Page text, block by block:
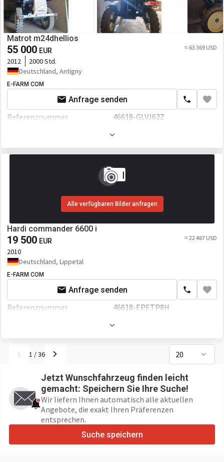
Matrot m24dhellios
55 000 EUR ≈ 63 369 USD
2012
2000 Std.
Deutschland, Antigny
E-FARM COM
Anfrage senden
Referenznummer
46618-GLVJ62Z
3000 L
Alle verfügbaren Bilder anfragen
Hardi commander 6600 i
19 500 EUR ≈ 22 467 USD
2010
Deutschland, Lippetal
E-FARM COM
Anfrage senden
Referenznummer
46618-EPETP8H
6600 L
1 /36 20
Jetzt Wunschfahrzeug finden leicht
gemacht: Speichern Sie Ihre Suche!
Wir liefern Ihnen automatisch alle aktuellen
Angebote, die exakt Ihren Präferenzen
entsprechen.
Suche speichern